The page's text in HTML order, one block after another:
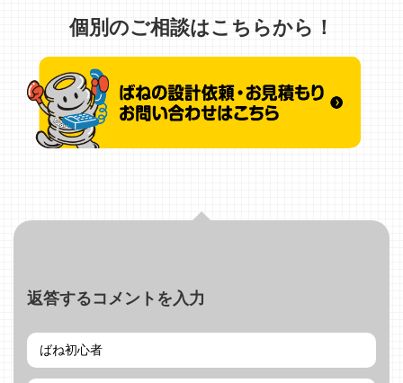
個別のご相談はこちらから！
返答するコメントを入力